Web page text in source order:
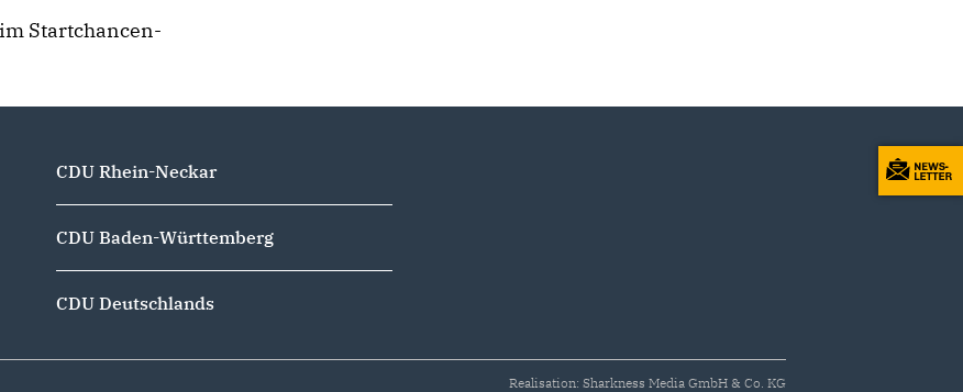
Startchancen-
CDU Rhein-Neckar
CDU Baden-Württemberg
CDU Deutschlands
Realisation: Sharkness Media GmbH & Co. KG